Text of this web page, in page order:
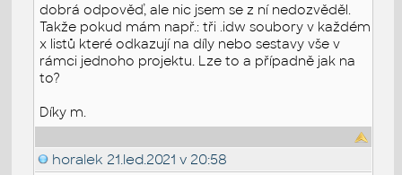
dobrá odpověď, ale nic jsem se z ní nedozvěděl.
Takže pokud mám např.: tři .idw soubory v každém
x listů které odkazují na díly nebo sestavy vše v
rámci jednoho projektu. Lze to a případně jak na
to?
Díky m.
horalek 21.led.2021 v 20:58